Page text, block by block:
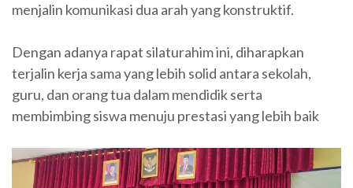
menjalin komunikasi dua arah yang konstruktif.
Dengan adanya rapat silaturahim ini, diharapkan
terjalin kerja sama yang lebih solid antara sekolah,
guru, dan orang tua dalam mendidik serta
membimbing siswa menuju prestasi yang lebih baik